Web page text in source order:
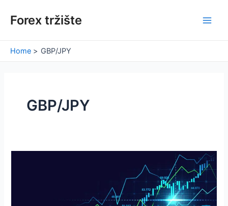
Forex tržište
Home GBP/JPY
GBP/JPY